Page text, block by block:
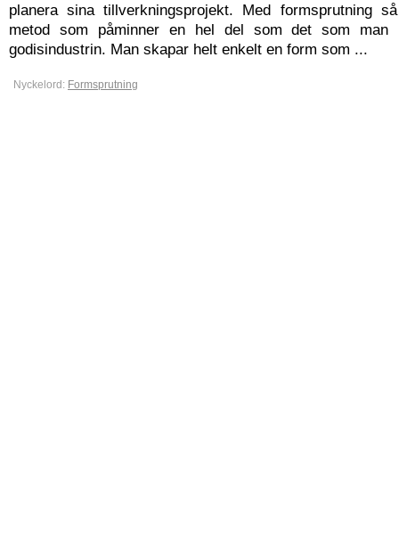
planera sina tillverkningsprojekt. Med formsprutning
metod som påminner en hel del som det som man
godisindustrin. Man skapar helt enkelt en form som ...
Nyckelord: Formsprutning